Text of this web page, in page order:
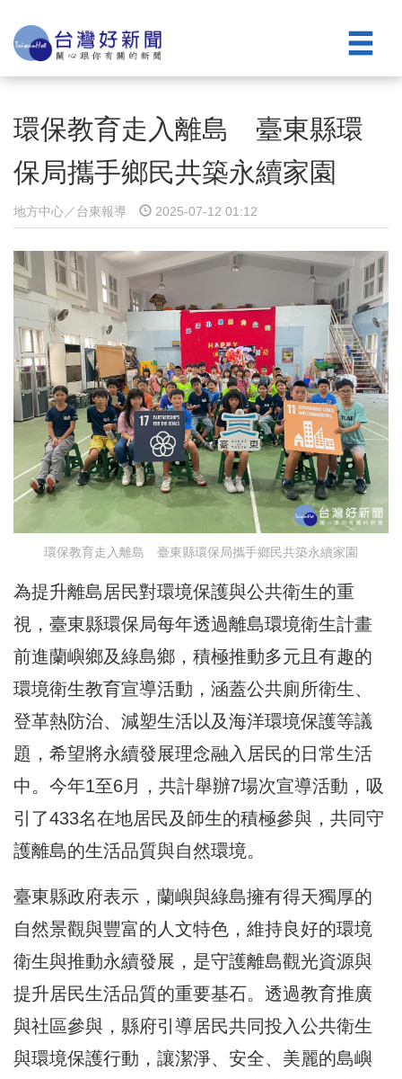
環保教育走入離島 臺東縣環
保局攜手鄉民共築永續家園
地方中心／台東報導 2025-07-12 01:12
環保教育走入離島 臺東縣環保局攜手鄉民共築永續家園
為提升離島居民對環境保護與公共衛生的重
視，臺東縣環保局每年透過離島環境衛生計畫
前進蘭嶼鄉及綠島鄉，積極推動多元且有趣的
環境衛生教育宣導活動，涵蓋公共廁所衛生、
登革熱防治、減塑生活以及海洋環境保護等議
題，希望將永續發展理念融入居民的日常生活
中。今年1至6月，共計舉辦7場次宣導活動，吸
引了433名在地居民及師生的積極參與，共同守
護離島的生活品質與自然環境。
臺東縣政府表示，蘭嶼與綠島擁有得天獨厚的
自然景觀與豐富的人文特色，維持良好的環境
衛生與推動永續發展，是守護離島觀光資源與
提升居民生活品質的重要基石。透過教育推廣
與社區參與，縣府引導居民共同投入公共衛生
與環境保護行動，讓潔淨、安全、美麗的島嶼